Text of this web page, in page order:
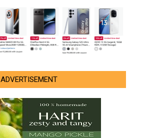
ADVERTISEMENT